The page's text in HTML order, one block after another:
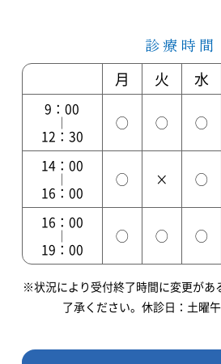
診療時間
月
火 水
9：00
｜
12：30
◯ ◯ ◯
14：00
｜
16：00
◯ × ◯
16：00
｜
19：00
◯ ◯ ◯
※状況により受付終了時間に変更があ
了承ください。休診日：土曜